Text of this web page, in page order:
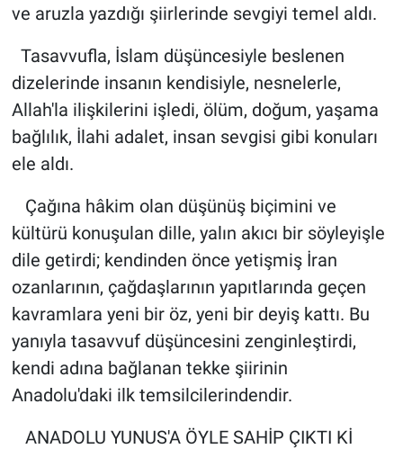
ve aruzla yazdığı şiirlerinde sevgiyi temel aldı.
Tasavvufla, İslam düşüncesiyle beslenen
dizelerinde insanın kendisiyle, nesnelerle,
Allah'la ilişkilerini işledi, ölüm, doğum, yaşama
bağlılık, İlahi adalet, insan sevgisi gibi konuları
ele aldı.
Çağına hâkim olan düşünüş biçimini ve
kültürü konuşulan dille, yalın akıcı bir söyleyişle
dile getirdi; kendinden önce yetişmiş İran
ozanlarının, çağdaşlarının yapıtlarında geçen
kavramlara yeni bir öz, yeni bir deyiş kattı. Bu
yanıyla tasavvuf düşüncesini zenginleştirdi,
kendi adına bağlanan tekke şiirinin
Anadolu'daki ilk temsilcilerindendir.
ANADOLU YUNUS'A ÖYLE SAHİP ÇIKTI Kİ